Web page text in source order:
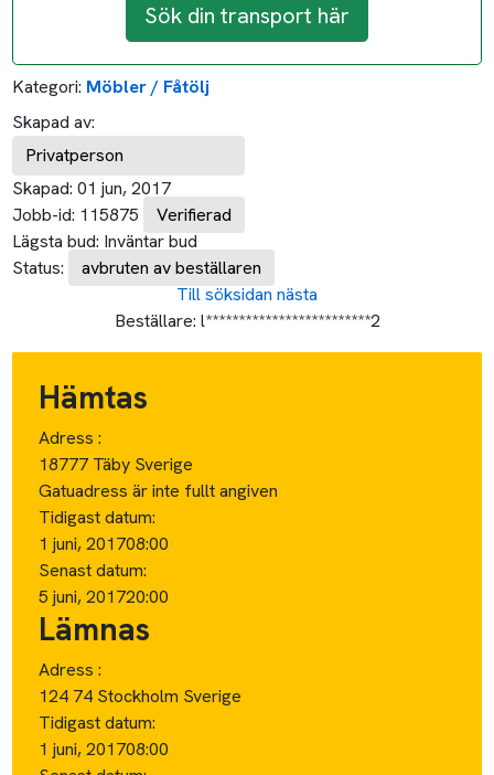
Sök din transport här
Kategori: Möbler / Fåtölj
Skapad av:
Privatperson
Skapad: 01 jun, 2017
Jobb-id: 115875
Verifierad
Lägsta bud: Inväntar bud
Status:
avbruten av beställaren
Till söksidan nästa
Beställare: l*************************2
Hämtas
Adress :
18777 Täby Sverige
Gatuadress är inte fullt angiven
Tidigast datum:
1 juni, 201708:00
Senast datum:
5 juni, 201720:00
Lämnas
Adress :
124 74 Stockholm Sverige
Tidigast datum:
1 juni, 201708:00